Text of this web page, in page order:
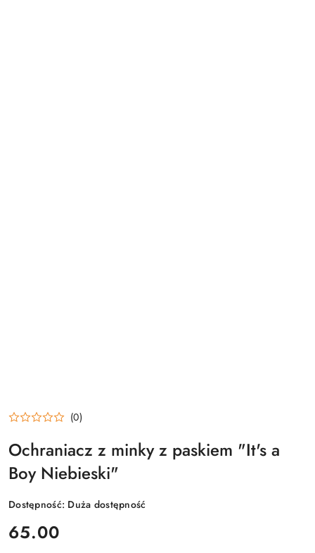
(0)
Ochraniacz z minky z paskiem "It's a
Boy Niebieski"
Dostępność: Duża dostępność
cena:
65.00